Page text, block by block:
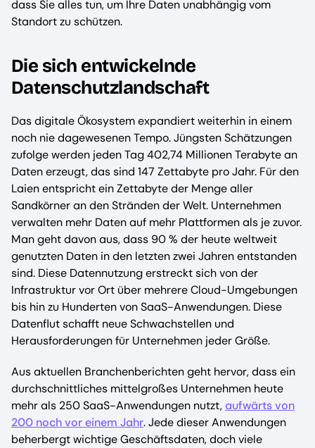
dass Sie alles tun, um Ihre Daten unabhängig vom
Standort zu schützen.
Die sich entwickelnde
Datenschutzlandschaft
Das digitale Ökosystem expandiert weiterhin in einem
noch nie dagewesenen Tempo. Jüngsten Schätzungen
zufolge werden jeden Tag 402,74 Millionen Terabyte an
Daten erzeugt, das sind 147 Zettabyte pro Jahr. Für den
Laien entspricht ein Zettabyte der Menge aller
Sandkörner an den Stränden der Welt. Unternehmen
verwalten mehr Daten auf mehr Plattformen als je zuvor.
Man geht davon aus, dass 90 % der heute weltweit
genutzten Daten in den letzten zwei Jahren entstanden
sind. Diese Datennutzung erstreckt sich von der
Infrastruktur vor Ort über mehrere Cloud-Umgebungen
bis hin zu Hunderten von SaaS-Anwendungen. Diese
Datenflut schafft neue Schwachstellen und
Herausforderungen für Unternehmen jeder Größe.
Aus aktuellen Branchenberichten geht hervor, dass ein
durchschnittliches mittelgroßes Unternehmen heute
mehr als 250 SaaS-Anwendungen nutzt,aufwärts von
200 noch vor einem Jahr. Jede dieser Anwendungen
beherbergt wichtige Geschäftsdaten, doch viele